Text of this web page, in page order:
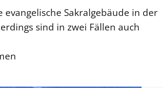
Sakralgebäude in der
sind in zwei Fällen auch